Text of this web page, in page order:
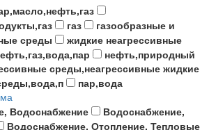
газ
газообразные и
среды
жидкие неагрессивные
нефть,природный
среды,неагрессивные жидкие
пар,вода
Водоснабжение
Водоснабжение,
Водоснабжение, Отопление, Тепловые